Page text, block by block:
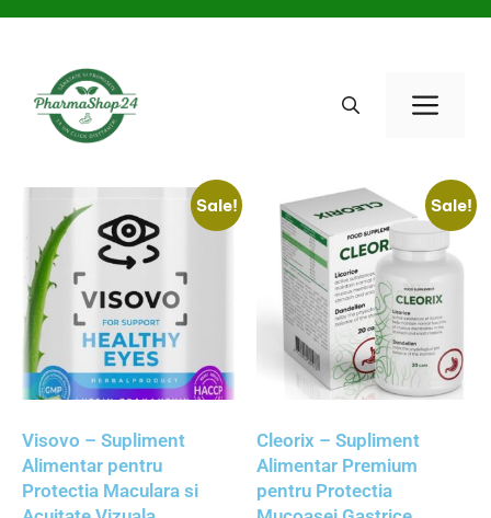
Sale!
Visovo – Supliment
Alimentar pentru
Protectia Maculara si
Sale!
Cleorix – Supliment
Alimentar Premium
pentru Protectia